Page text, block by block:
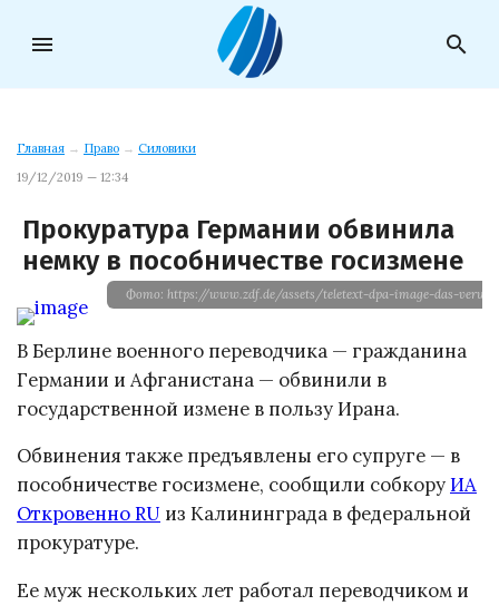
menu search
Главная → Право → Силовики
19/12/2019 — 12:34
Прокуратура Германии обвинила
немку в пособничестве госизмене
Фото: https://www.zdf.de/assets/teletext-dpa-image-das-
В Берлине военного переводчика — гражданина
Германии и Афганистана — обвинили в
государственной измене в пользу Ирана.
Обвинения также предъявлены его супруге — в
пособничестве госизмене, сообщили собкоруИА
Откровенно RU из Калининграда в федеральной
прокуратуре.
Ее муж нескольких лет работал переводчиком и